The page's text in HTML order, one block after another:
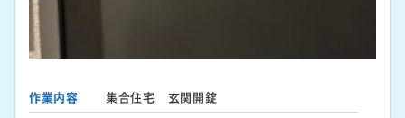
作業内容
集合住宅 玄関開錠